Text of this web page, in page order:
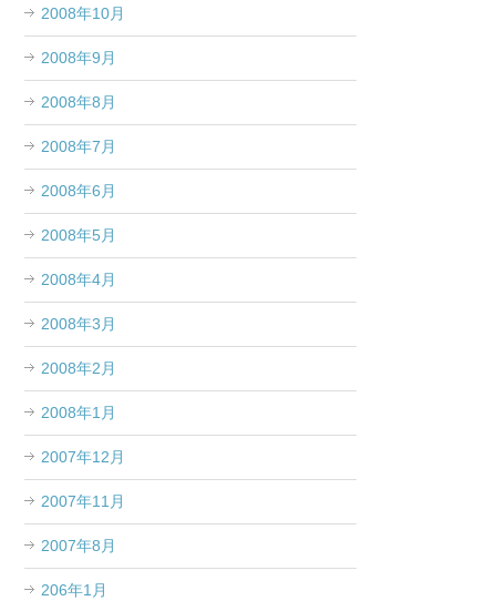
2008年10月
2008年9月
2008年8月
2008年7月
2008年6月
2008年5月
2008年4月
2008年3月
2008年2月
2008年1月
2007年12月
2007年11月
2007年8月
206年1月